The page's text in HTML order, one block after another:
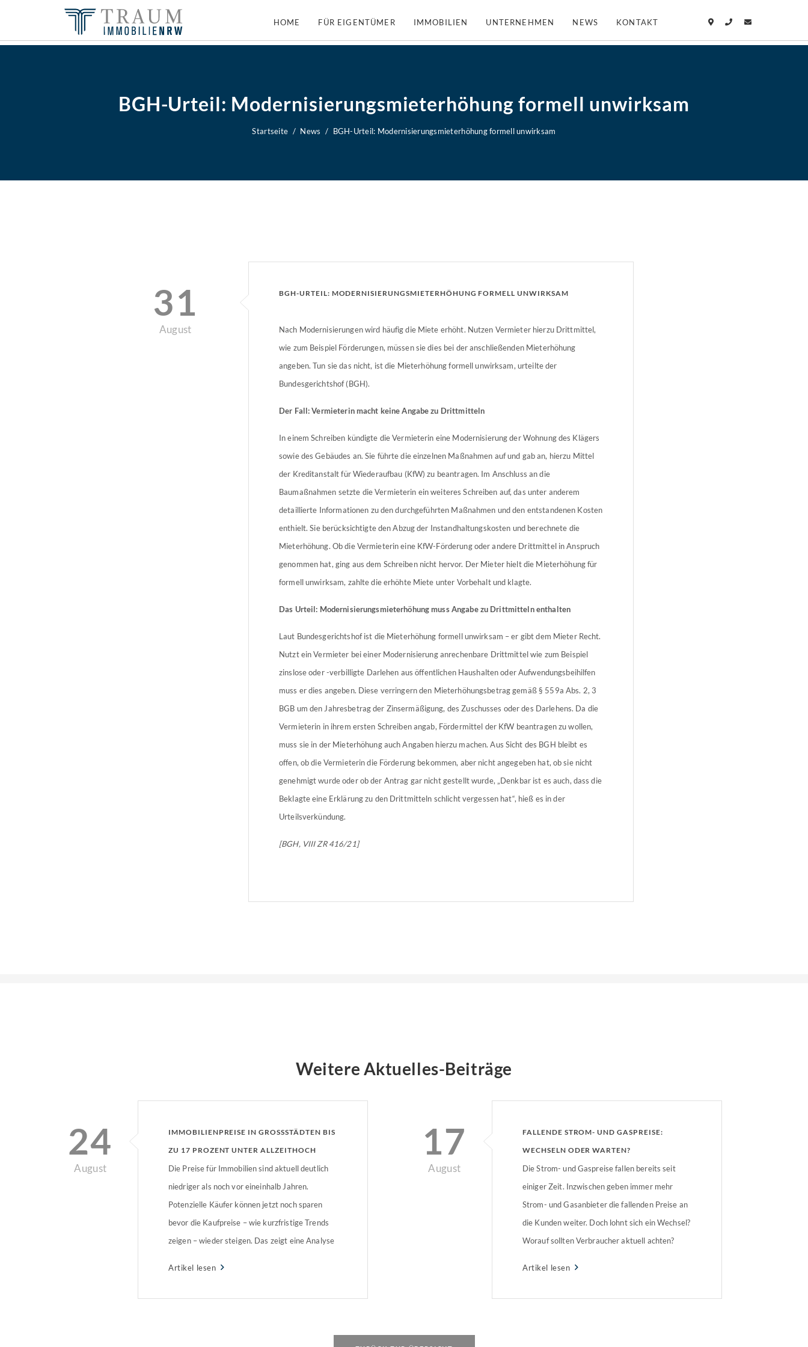
HOME FÜR EIGENTÜMER IMMOBILIEN UNTERNEHMEN NEWS KONTAKT
BGH-Urteil: Modernisierungsmieterhöhung formell unwirksam
Startseite News BGH-Urteil: Modernisierungsmieterhöhung formell unwirksam
31
August
BGH-URTEIL: MODERNISIERUNGSMIETERHÖHUNG FORMELL UNWIRKSAM
Nach Modernisierungen wird häufig die Miete erhöht. Nutzen Vermieter hierzu Drittmittel,
wie zum Beispiel Förderungen, müssen sie dies bei der anschließenden Mieterhöhung
angeben. Tun sie das nicht, ist die Mieterhöhung formell unwirksam, urteilte der
Bundesgerichtshof (BGH).
Der Fall: Vermieterin macht keine Angabe zu Drittmitteln
In einem Schreiben kündigte die Vermieterin eine Modernisierung der Wohnung des Klägers
sowie des Gebäudes an. Sie führte die einzelnen Maßnahmen auf und gab an, hierzu Mittel
der Kreditanstalt für Wiederaufbau (KfW) zu beantragen. Im Anschluss an die
Baumaßnahmen setzte die Vermieterin ein weiteres Schreiben auf, das unter anderem
detaillierte Informationen zu den durchgeführten Maßnahmen und den entstandenen Kosten
enthielt. Sie berücksichtigte den Abzug der Instandhaltungskosten und berechnete die
Mieterhöhung. Ob die Vermieterin eine KfW-Förderung oder andere Drittmittel in Anspruch
genommen hat, ging aus dem Schreiben nicht hervor. Der Mieter hielt die Mieterhöhung für
formell unwirksam, zahlte die erhöhte Miete unter Vorbehalt und klagte.
Das Urteil: Modernisierungsmieterhöhung muss Angabe zu Drittmitteln enthalten
Laut Bundesgerichtshof ist die Mieterhöhung formell unwirksam – er gibt dem Mieter Recht.
Nutzt ein Vermieter bei einer Modernisierung anrechenbare Drittmittel wie zum Beispiel
zinslose oder -verbilligte Darlehen aus öffentlichen Haushalten oder Aufwendungsbeihilfen
muss er dies angeben. Diese verringern den Mieterhöhungsbetrag gemäß § 559a Abs. 2, 3
BGB um den Jahresbetrag der Zinsermäßigung, des Zuschusses oder des Darlehens. Da die
Vermieterin in ihrem ersten Schreiben angab, Fördermittel der KfW beantragen zu wollen,
muss sie in der Mieterhöhung auch Angaben hierzu machen. Aus Sicht des BGH bleibt es
offen, ob die Vermieterin die Förderung bekommen, aber nicht angegeben hat, ob sie nicht
genehmigt wurde oder ob der Antrag gar nicht gestellt wurde, „Denkbar ist es auch, dass die
Beklagte eine Erklärung zu den Drittmitteln schlicht vergessen hat“, hieß es in der
Urteilsverkündung.
[BGH, VIII ZR 416/21]
Weitere Aktuelles-Beiträge
24
August
IMMOBILIENPREISE IN GROSSSTÄDTEN BIS Z
U 17 PROZENT UNTER ALLZEITHOCH
Die Preise für Immobilien sind aktuell deutlich
niedriger als noch vor eineinhalb Jahren.
Potenzielle Käufer können jetzt noch sparen
bevor die Kaufpreise – wie kurzfristige Trends
zeigen – wieder steigen. Das zeigt eine Analyse
Artikel lesen
17
August
FALLENDE STROM- UND GASPREISE:
WECHSELN ODER WARTEN?
Die Strom- und Gaspreise fallen bereits seit
einiger Zeit. Inzwischen geben immer mehr
Strom- und Gasanbieter die fallenden Preise an
die Kunden weiter. Doch lohnt sich ein Wechsel?
Worauf sollten Verbraucher aktuell achten?
Artikel lesen